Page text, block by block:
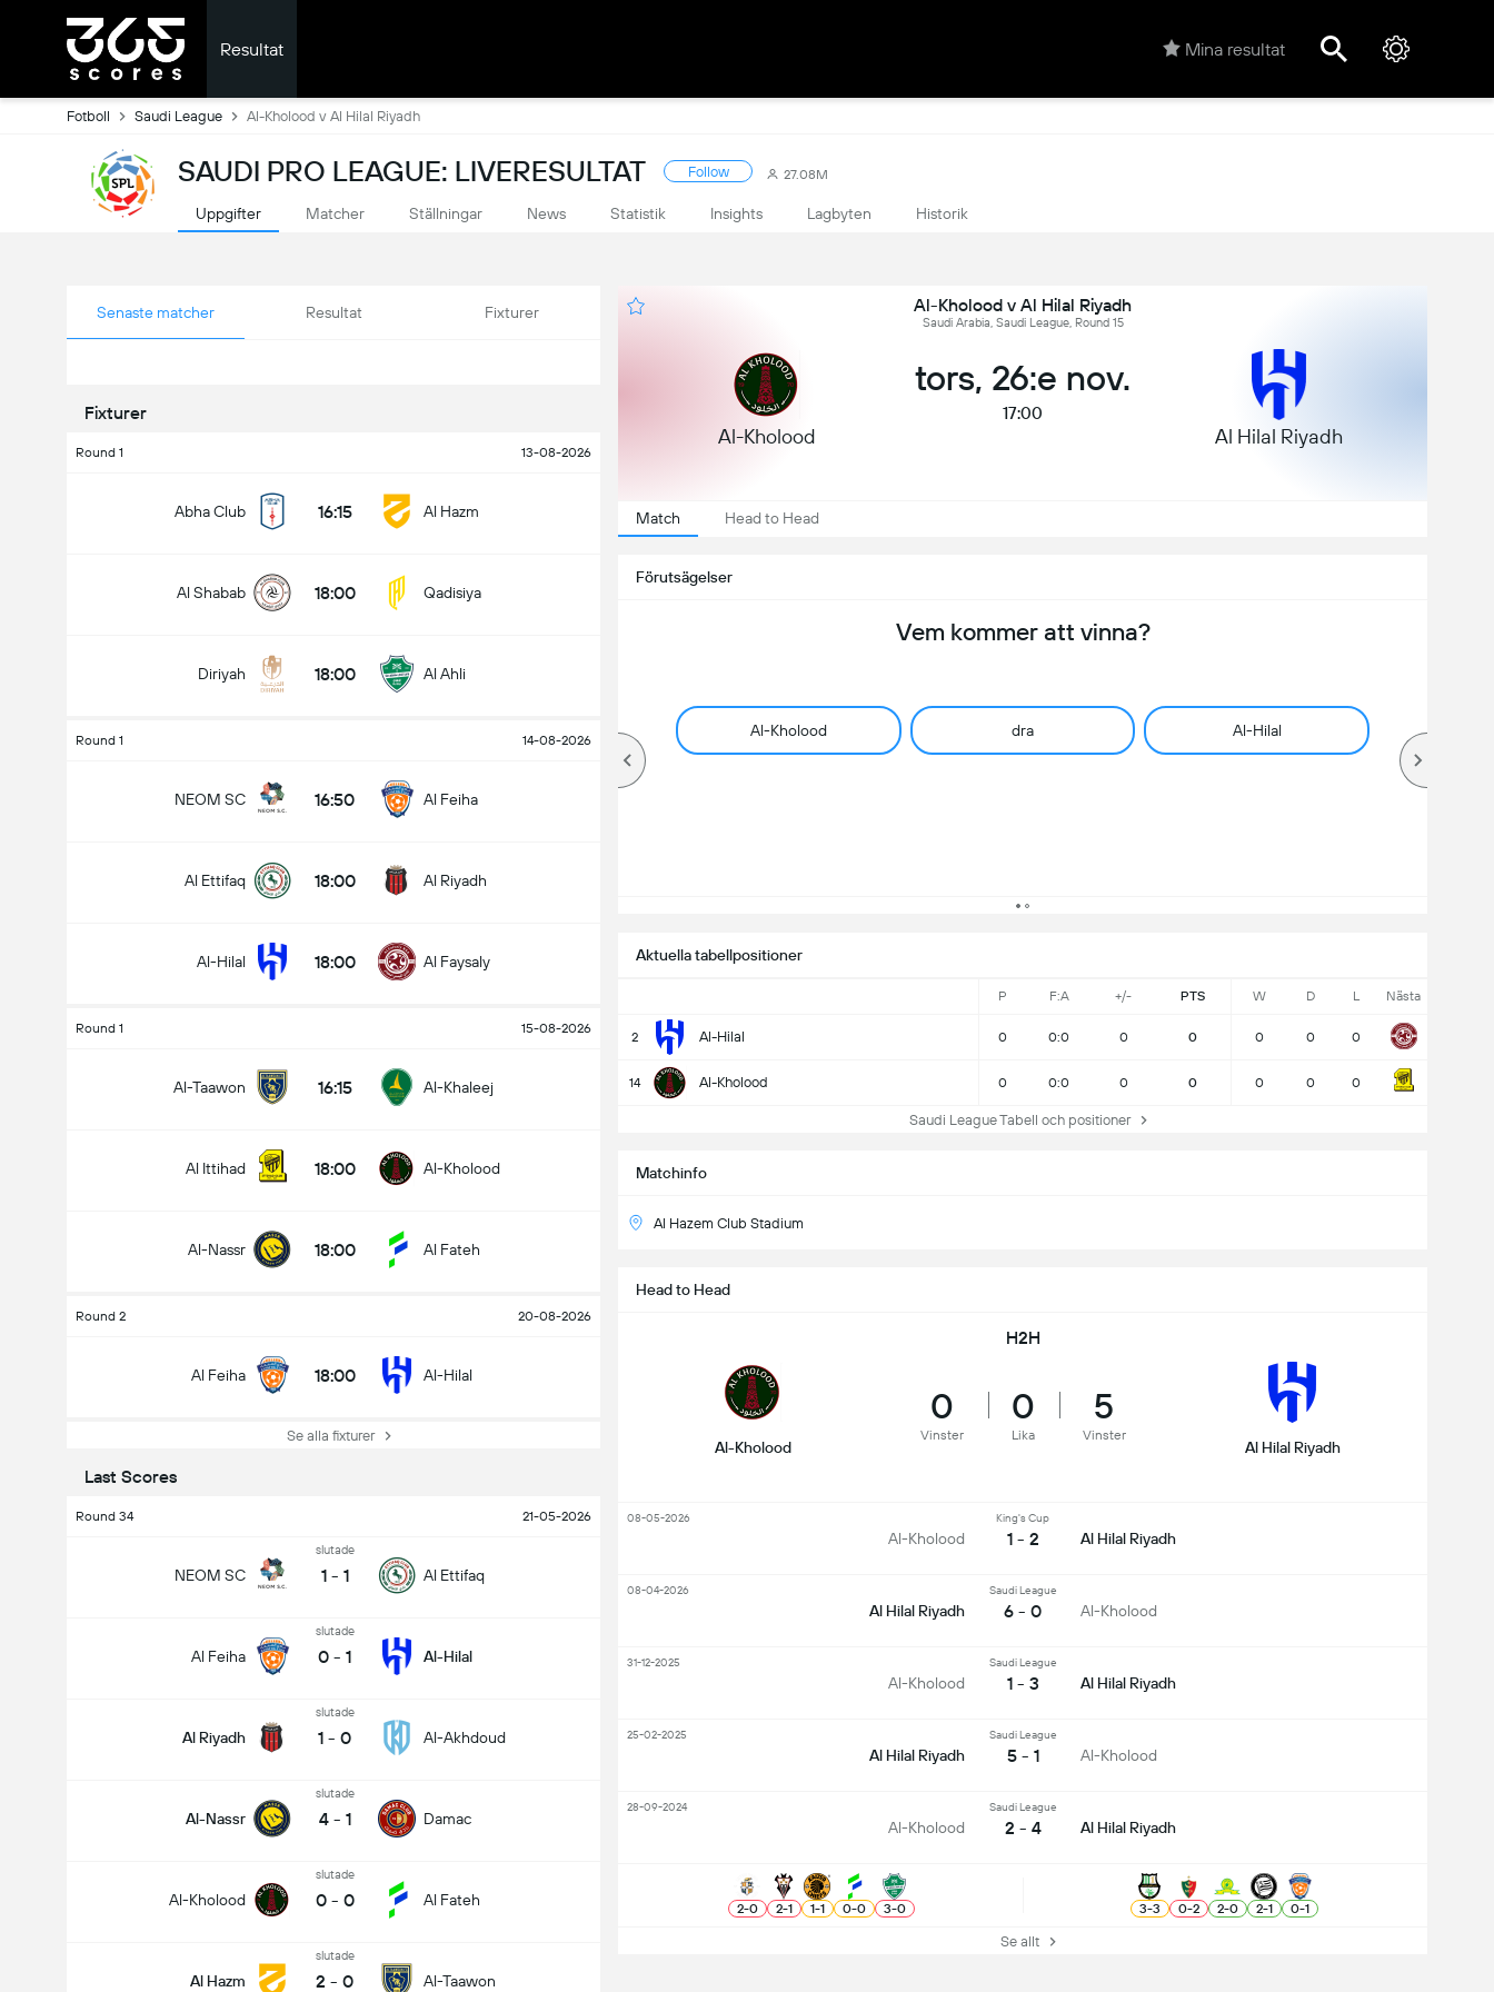
Resultat Mina resultat
Fotboll Saudi League Al-Kholood v Al Hilal Riyadh
SAUDI PRO LEAGUE: LIVERESULTAT Follow 27.08M
Uppgifter Matcher Ställningar News Statistik Insights Lagbyten Historik
Senaste matcher Resultat Fixturer
Fixturer
Round 1 13-08-2026
Abha Club 16:15 Al Hazm
Al Shabab 18:00 Qadisiya
Diriyah 18:00 Al Ahli
Round 1 14-08-2026
NEOM SC 16:50 Al Feiha
Al Ettifaq 18:00 Al Riyadh
Al-Hilal 18:00 Al Faysaly
Round 1 15-08-2026
Al-Taawon 16:15 Al-Khaleej
Al Ittihad 18:00 Al-Kholood
Al-Nassr 18:00 Al Fateh
Round 2 20-08-2026
Al Feiha 18:00 Al-Hilal
Se alla fixturer
Last Scores
Round 34 21-05-2026
NEOM SC
slutade
1 - 1 Al Ettifaq
Al Feiha
slutade
0 - 1 Al-Hilal
Al Riyadh
slutade
1 - 0 Al-Akhdoud
Al-Nassr
slutade
4 - 1 Damac
Al-Kholood
slutade
0 - 0 Al Fateh
Al Hazm
slutade
2 - 0 Al-Taawon
Al-Kholood v Al Hilal Riyadh
Saudi Arabia, Saudi League, Round 15
Al-Kholood
tors, 26:e nov.
17:00
Al Hilal Riyadh
Match Head to Head
Förutsägelser
Vem kommer att vinna?
Al-Kholood dra Al-Hilal
Aktuella tabellpositioner
P F:A +/- PTS W D L Nästa
2 Al-Hilal 0 0:0 0 0 0 0 0
14 Al-Kholood 0 0:0 0 0 0 0 0
Saudi League Tabell och positioner
Matchinfo
Al Hazem Club Stadium
Head to Head
H2H
Al-Kholood
0
Vinster
0
Lika
5
Vinster
Al Hilal Riyadh
Al-Kholood
King's Cup
1 - 2 Al Hilal Riyadh
08-05-2026
Al Hilal Riyadh
Saudi League
6 - 0 Al-Kholood
08-04-2026
Al-Kholood
Saudi League
1 - 3 Al Hilal Riyadh
31-12-2025
Al Hilal Riyadh
Saudi League
5 - 1 Al-Kholood
25-02-2025
Al-Kholood
Saudi League
2 - 4 Al Hilal Riyadh
28-09-2024
2-0 2-1 1-1 0-0 3-0 3-3 0-2 2-0 2-1 0-1
Se allt